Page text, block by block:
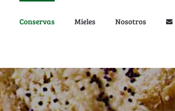
Conservas Mieles Nosotros